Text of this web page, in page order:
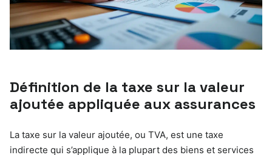
Définition de la taxe sur la valeur
ajoutée appliquée aux assurances
La taxe sur la valeur ajoutée, ou TVA, est une taxe
indirecte qui s’applique à la plupart des biens et services